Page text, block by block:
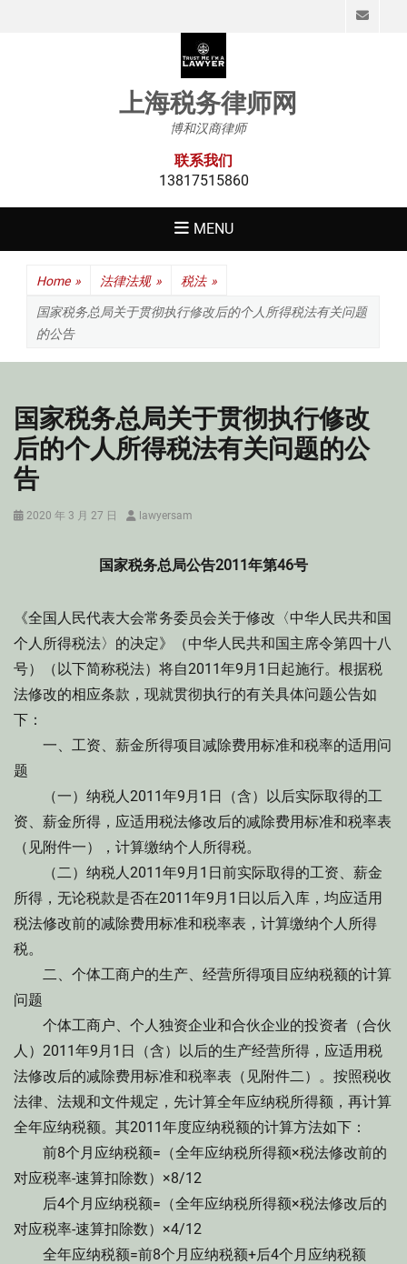
上海税务律师网
博和汉商律师
联系我们
13817515860
MENU
Home » 法律法规 » 税法 »
国家税务总局关于贯彻执行修改后的个人所得税法有关问题
的公告
国家税务总局关于贯彻执行修改
后的个人所得税法有关问题的公
告
Posted
2020 年 3 月 27 日 Authorlawyersam
国家税务总局公告2011年第46号
《全国人民代表大会常务委员会关于修改〈中华人民共和国
个人所得税法〉的决定》（中华人民共和国主席令第四十八
号）（以下简称税法）将自2011年9月1日起施行。根据税
法修改的相应条款，现就贯彻执行的有关具体问题公告如
下：
一、工资、薪金所得项目减除费用标准和税率的适用问
题
（一）纳税人2011年9月1日（含）以后实际取得的工
资、薪金所得，应适用税法修改后的减除费用标准和税率表
（见附件一），计算缴纳个人所得税。
（二）纳税人2011年9月1日前实际取得的工资、薪金
所得，无论税款是否在2011年9月1日以后入库，均应适用
税法修改前的减除费用标准和税率表，计算缴纳个人所得
税。
二、个体工商户的生产、经营所得项目应纳税额的计算
问题
个体工商户、个人独资企业和合伙企业的投资者（合伙
人）2011年9月1日（含）以后的生产经营所得，应适用税
法修改后的减除费用标准和税率表（见附件二）。按照税收
法律、法规和文件规定，先计算全年应纳税所得额，再计算
全年应纳税额。其2011年度应纳税额的计算方法如下：
前8个月应纳税额=（全年应纳税所得额×税法修改前的
对应税率-速算扣除数）×8/12
后4个月应纳税额=（全年应纳税所得额×税法修改后的
对应税率-速算扣除数）×4/12
全年应纳税额=前8个月应纳税额+后4个月应纳税额